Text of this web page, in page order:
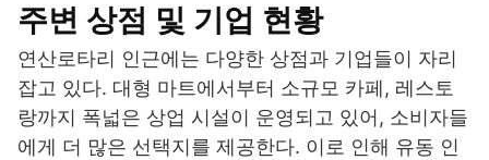
주변 상점 및 기업 현황
연산로타리 인근에는 다양한 상점과 기업들이 자리
잡고 있다. 대형 마트에서부터 소규모 카페, 레스토
랑까지 폭넓은 상업 시설이 운영되고 있어, 소비자들
에게 더 많은 선택지를 제공한다. 이로 인해 유동 인